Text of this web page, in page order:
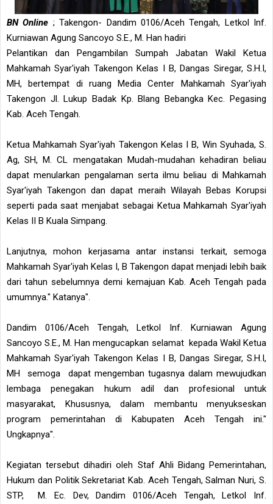
BN Online ; Takengon- Dandim 0106/Aceh Tengah, Letkol Inf.
Kurniawan Agung Sancoyo S.E., M. Han hadiri
Pelantikan dan Pengambilan Sumpah Jabatan Wakil Ketua
Mahkamah Syar'iyah Takengon Kelas I B, Dangas Siregar, S.H.I,
MH, bertempat di ruang Media Center Mahkamah Syar'iyah
Takengon Jl. Lukup Badak Kp. Blang Bebangka Kec. Pegasing
Kab. Aceh Tengah.
Ketua Mahkamah Syar'iyah Takengon Kelas I B, Win Syuhada, S.
Ag, SH, M. CL mengatakan Mudah-mudahan kehadiran beliau
dapat menularkan pengalaman serta ilmu beliau di Mahkamah
Syar'iyah Takengon dan dapat meraih Wilayah Bebas Korupsi
seperti pada saat menjabat sebagai Ketua Mahkamah Syar'iyah
Kelas II B Kuala Simpang.
Lanjutnya, mohon kerjasama antar instansi terkait, semoga
Mahkamah Syar'iyah Kelas I, B Takengon dapat menjadi lebih baik
dari tahun sebelumnya demi kemajuan Kab. Aceh Tengah pada
umumnya." Katanya".
Dandim 0106/Aceh Tengah, Letkol Inf. Kurniawan Agung
Sancoyo S.E., M. Han mengucapkan selamat kepada Wakil Ketua
Mahkamah Syar'iyah Takengon Kelas I B, Dangas Siregar, S.H.I,
MH semoga dapat mengemban tugasnya dalam mewujudkan
lembaga penegakan hukum adil dan profesional untuk
masyarakat, Khususnya, dalam membantu menyukseskan
program pemerintahan di Kabupaten Aceh Tengah ini."
Ungkapnya".
Kegiatan tersebut dihadiri oleh Staf Ahli Bidang Pemerintahan,
Hukum dan Politik Sekretariat Kab. Aceh Tengah, Salman Nuri, S.
STP, M. Ec. Dev, Dandim 0106/Aceh Tengah, Letkol Inf.